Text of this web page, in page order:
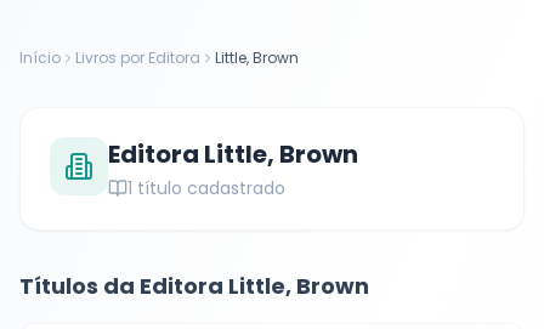
Início Livros por Editora Little, Brown
Editora Little, Brown
1 título cadastrado
Títulos da Editora Little, Brown